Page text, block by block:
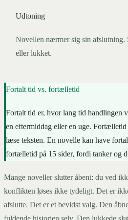
Udtoning
Novellen nærmer sig sin afslutning.
eller lukket.
Fortalt tid vs. fortælletid
Fortalt tid er, hvor lang tid handlingen
en eftermiddag eller en uge.
læse teksten. En novelle kan have
fortælletid på 15 sider, fordi tanker og
Mange noveller slutter åbent: du ved
konflikten løses ikke tydeligt. Det er
afslutte. Det er et bevidst valg. Den